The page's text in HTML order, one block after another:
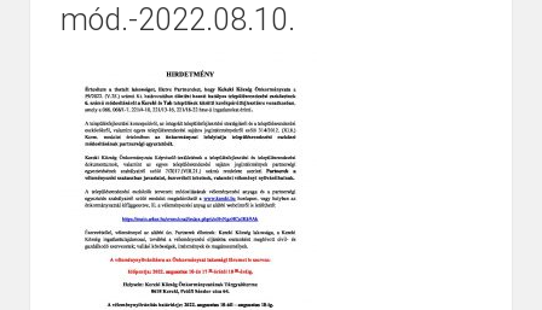
mód.-2022.08.10.